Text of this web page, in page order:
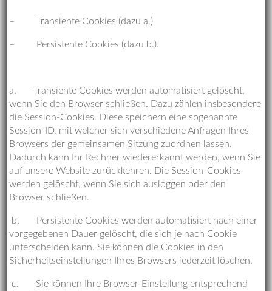
– Transiente Cookies (dazu a.)
– Persistente Cookies (dazu b.).
a. Transiente Cookies werden automatisiert gelöscht,
wenn Sie den Browser schließen. Dazu zählen insbesondere
die Session-Cookies. Diese speichern eine sogenannte
Session-ID, mit welcher sich verschiedene Anfragen Ihres
Browsers der gemeinsamen Sitzung zuordnen lassen.
Dadurch kann Ihr Rechner wiedererkannt werden, wenn Sie
auf unsere Website zurückkehren. Die Session-Cookies
werden gelöscht, wenn Sie sich ausloggen oder den
Browser schließen.
b. Persistente Cookies werden automatisiert nach einer
vorgegebenen Dauer gelöscht, die sich je nach Cookie
unterscheiden kann. Sie können die Cookies in den
Sicherheitseinstellungen Ihres Browsers jederzeit löschen.
c. Sie können Ihre Browser-Einstellung entsprechend